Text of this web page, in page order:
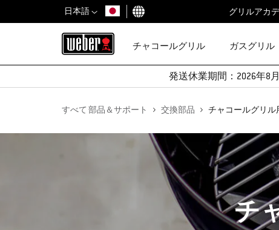
日本語
国を選択
グリルアカ
チャコールグリル ガスグリル
発送休業期間：2026年8
すべて 部品＆サポート 交換部品 チャコールグリル
チ